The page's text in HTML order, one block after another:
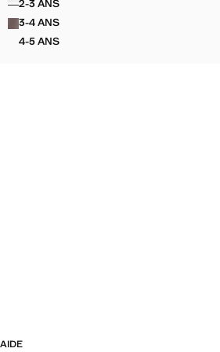
2-3 ANSPANTALON LIN COTON
3-4 ANSPANTALON LIN COTON
4-5 ANSPANTALON LIN COTON
AIDE